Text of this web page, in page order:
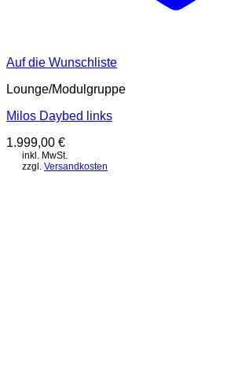
Auf die Wunschliste
Lounge/Modulgruppe
Milos Daybed links
1.999,00 €
inkl. MwSt.
zzgl. Versandkosten